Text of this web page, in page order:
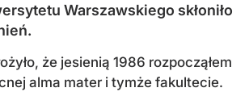
Warszawskiego skłoniło
że jesienią 1986 rozpocząłem
alma mater i tymże fakultecie.